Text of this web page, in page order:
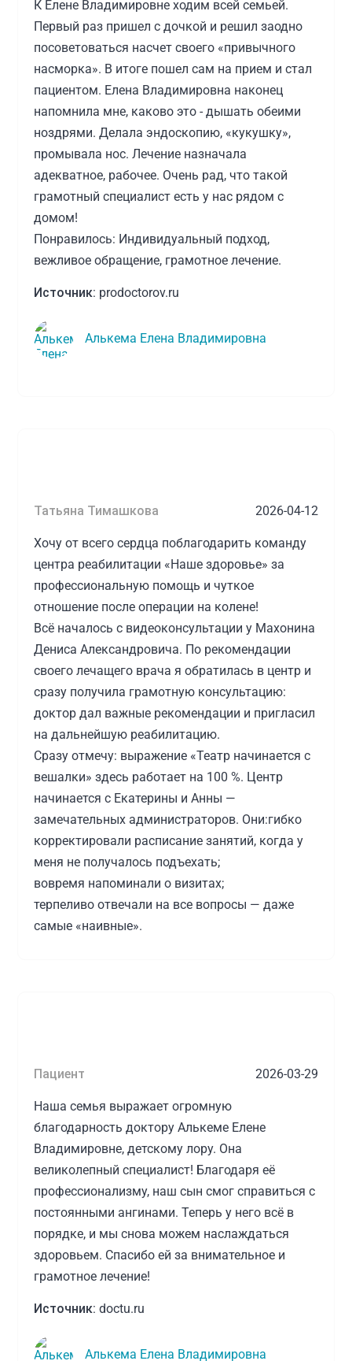
К Елене Владимировне ходим всей семьей.
Первый раз пришел с дочкой и решил заодно
посоветоваться насчет своего «привычного
насморка». В итоге пошел сам на прием и стал
пациентом. Елена Владимировна наконец
напомнила мне, каково это - дышать обеими
ноздрями. Делала эндоскопию, «кукушку»,
промывала нос. Лечение назначала
адекватное, рабочее. Очень рад, что такой
грамотный специалист есть у нас рядом с
домом!
Понравилось: Индивидуальный подход,
вежливое обращение, грамотное лечение.
Источник: prodoctorov.ru
Алькема Елена Владимировна
Татьяна Тимашкова 2026-04-12
Хочу от всего сердца поблагодарить команду
центра реабилитации «Наше здоровье» за
профессиональную помощь и чуткое
отношение после операции на колене!
Всё началось с видеоконсультации у Махонина
Дениса Александровича. По рекомендации
своего лечащего врача я обратилась в центр и
сразу получила грамотную консультацию:
доктор дал важные рекомендации и пригласил
на дальнейшую реабилитацию.
Сразу отмечу: выражение «Театр начинается с
вешалки» здесь работает на 100 %. Центр
начинается с Екатерины и Анны —
замечательных администраторов. Они:гибко
корректировали расписание занятий, когда у
меня не получалось подъехать;
вовремя напоминали о визитах;
терпеливо отвечали на все вопросы — даже
самые «наивные».
Саидова Рано Ралифовна (старшая
проводила два вида физиотерапии. Всегда
уточняла, не больно ли мне, удобно ли,
интересовалась состоянием колена. Её
внимание и забота очень поддерживали!
Короходкин Георгий Борисович (инструктор
методист по адаптивной физической культуре)
отвечал за массаж и ещё один вид
физиотерапии. Всё делал чётко, грамотно и при
этом подробно рассказывал о работе мышц и
суставов — благодаря этому я лучше понимала
Клещукова Юлия Владимировна и
Пациент 2026-03-29
Наша семья выражает огромную
благодарность доктору Алькеме Елене
Владимировне, детскому лору. Она
великолепный специалист! Благодаря её
профессионализму, наш сын смог справиться с
постоянными ангинами. Теперь у него всё в
порядке, и мы снова можем наслаждаться
здоровьем. Спасибо ей за внимательное и
грамотное лечение!
Источник: doctu.ru
Алькема Елена Владимировна